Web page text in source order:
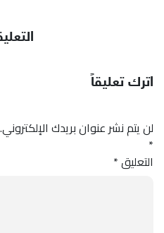
اترك تعليقاً
لن يتم نشر عنوان بريدك الإلكتروني.
*
التعليق*